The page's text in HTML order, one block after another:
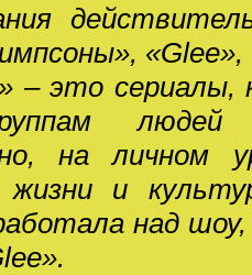
– это сериалы,
на личном
и
над